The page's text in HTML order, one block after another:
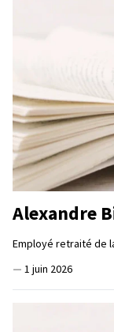
Alexandre
Employé retraité de
— 1 juin 2026